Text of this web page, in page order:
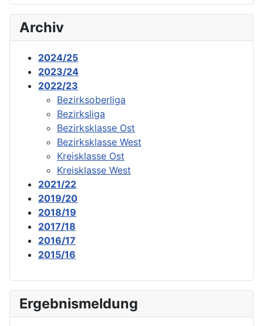
Archiv
2024/25
2023/24
2022/23
Bezirksoberliga
Bezirksliga
Bezirksklasse Ost
Bezirksklasse West
Kreisklasse Ost
Kreisklasse West
2021/22
2019/20
2018/19
2017/18
2016/17
2015/16
Ergebnismeldung